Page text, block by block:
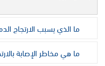
ما الذي يسبب الارتجاج
ما هي مخاطر الإصابة